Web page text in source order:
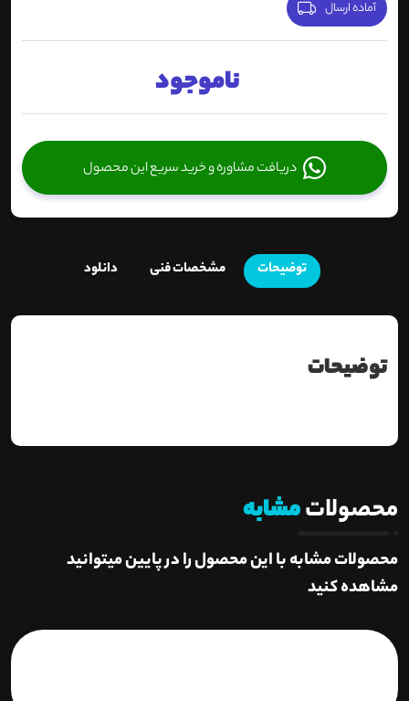
آماده ارسال
ناموجود
دریافت مشاوره و خرید سریع این محصول
توضیحات مشخصات فنی دانلود
توضیحات
محصولاتمشابه
محصولات مشابه با این محصول را در پایین میتوانید
مشاهده کنید